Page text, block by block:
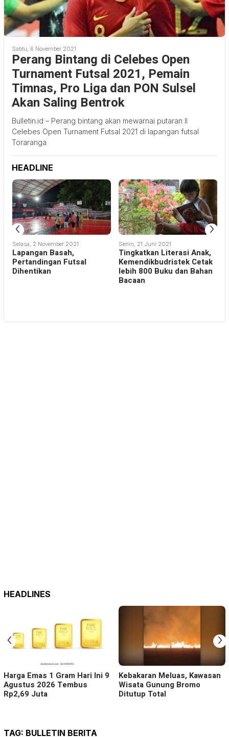
Sabtu, 6 November 2021
Perang Bintang di Celebes Open
Turnament Futsal 2021, Pemain
Timnas, Pro Liga dan PON Sulsel
Akan Saling Bentrok
Bulletin.id – Perang bintang akan mewarnai putaran II
Celebes Open Turnament Futsal 2021 di lapangan futsal
Toraranga
HEADLINE
Selasa, 2 November 2021
Lapangan Basah,
Pertandingan Futsal
Dihentikan
Senin, 21 Juni 2021
Tingkatkan Literasi Anak,
Kemendikbudristek Cetak
lebih 800 Buku dan Bahan
Bacaan
‹ ›
HEADLINES
Harga Emas 1 Gram Hari Ini 9
Agustus 2026 Tembus
Rp2,69 Juta
Kebakaran Meluas, Kawasan
Wisata Gunung Bromo
Ditutup Total
‹ ›
TAG: BULLETIN BERITA